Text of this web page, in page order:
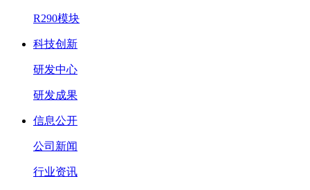
R290模块
科技创新
研发中心
研发成果
信息公开
公司新闻
行业资讯